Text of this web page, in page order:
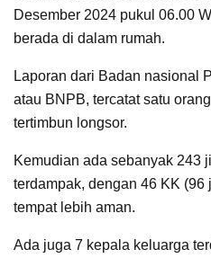
Desember 2024 pukul 06.00
berada di dalam rumah.
Laporan dari Badan nasional
atau BNPB, tercatat satu
tertimbun longsor.
Kemudian ada sebanyak 243
terdampak, dengan 46 KK
tempat lebih aman.
Ada juga 7 kepala keluarga